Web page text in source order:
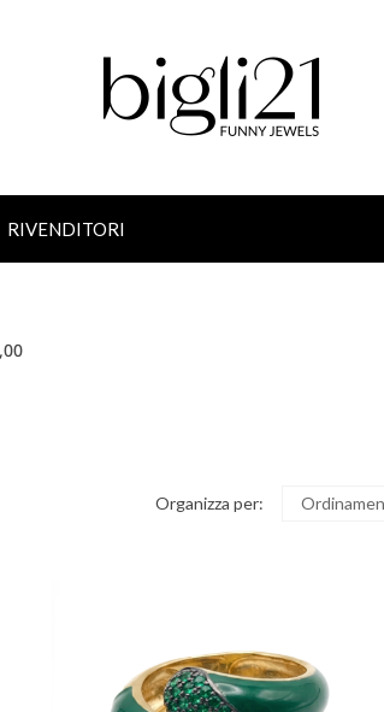
RIVENDITORI
Organizza per: